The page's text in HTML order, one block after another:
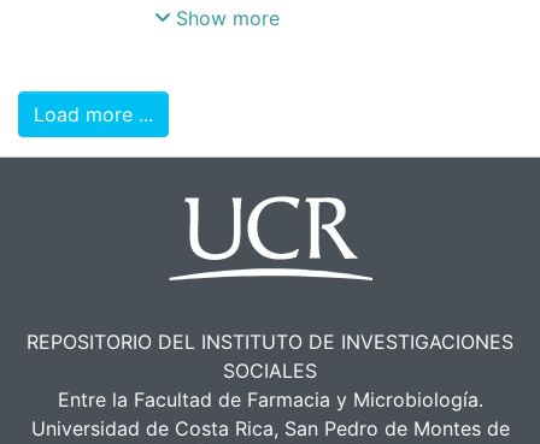
Libertad de Expresión de Nicaragua
estrategia de comunicación del llamado
gobierno de ““Unidad y reconciliación
nacional”“. El informe comprende el
comunicación del gobierno, la
publicidad estatal, el acceso a la
información pública, el contexto jurídico
municipales del 2008. “
Show more
Load more ...
REPOSITORIO DEL INSTITUTO DE INVESTIGACIONES
SOCIALES
Entre la Facultad de Farmacia y Microbiología.
Universidad de Costa Rica, San Pedro de Montes de